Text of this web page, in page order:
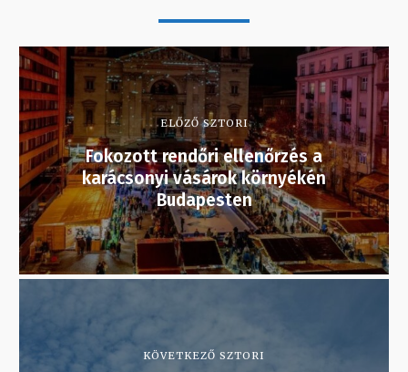
ELŐZŐ SZTORI
Fokozott rendőri ellenőrzés a
karácsonyi vásárok környékén
Budapesten
KÖVETKEZŐ SZTORI